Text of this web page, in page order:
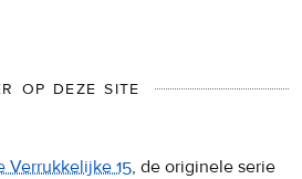
OP DEZE SITE
Verrukkelijke 15, de originele serie